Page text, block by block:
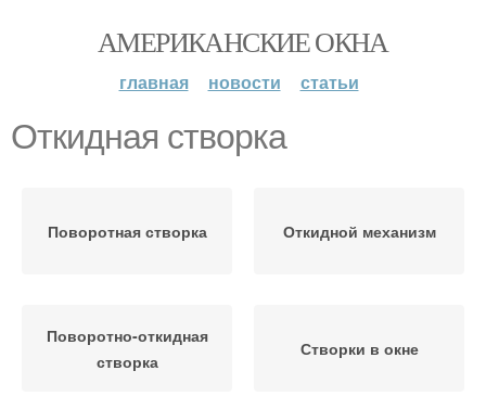
АМЕРИКАНСКИЕ ОКНА
главная новости статьи
Откидная створка
Поворотная створка Откидной механизм
Поворотно-откидная
створка
Створки в окне